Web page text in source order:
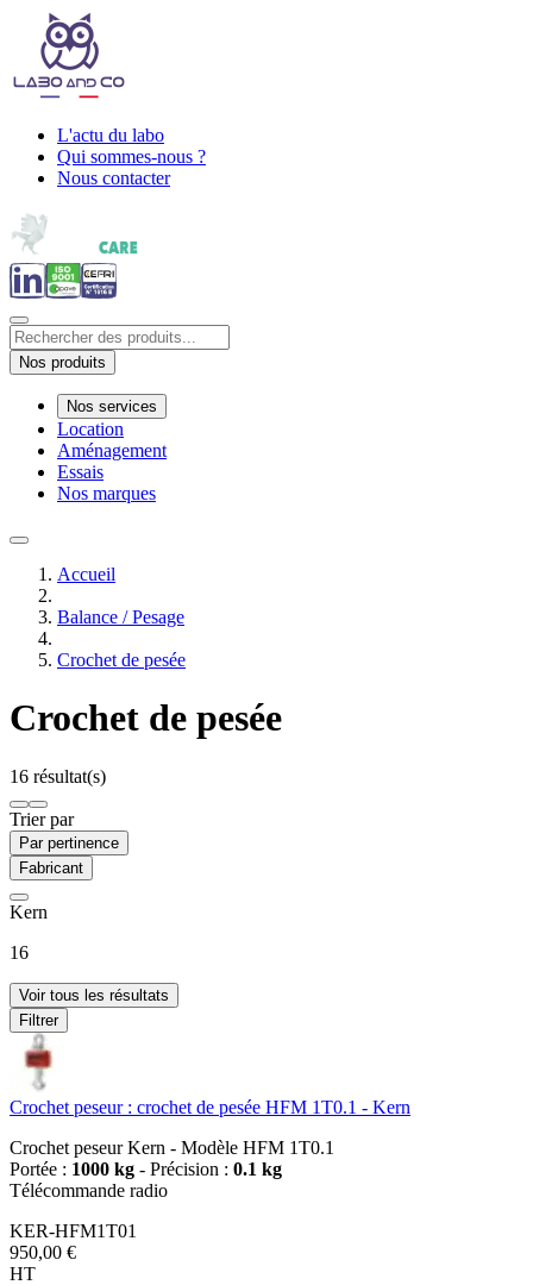
L'actu du labo
Qui sommes-nous ?
Nous contacter
Nos produits
Nos services
Location
Aménagement
Essais
Nos marques
Accueil
Balance / Pesage
Crochet de pesée
Crochet de pesée
16 résultat(s)
Trier par
Par pertinence
Fabricant
Kern
16
Voir tous les résultats
Filtrer
Crochet peseur : crochet de pesée HFM 1T0.1 - Kern
Crochet peseur Kern - Modèle HFM 1T0.1
Portée : 1000 kg - Précision : 0.1 kg
Télécommande radio
KER-HFM1T01
950,00 €
HT